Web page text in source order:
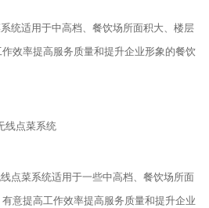
统适用于中高档、餐饮场所面积大、楼层
效率提高服务质量和提升企业形象的餐饮
线点菜系统
点菜系统适用于一些中高档、餐饮场所面
意提高工作效率提高服务质量和提升企业